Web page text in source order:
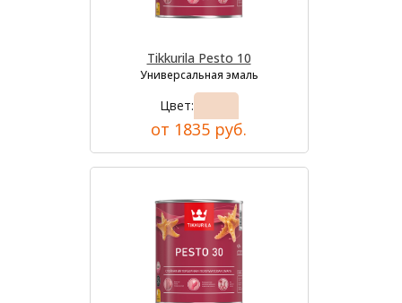
Tikkurila Pesto 10
Универсальная эмаль
Цвет:
от 1835 руб.